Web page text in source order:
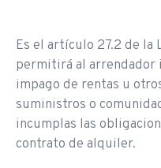
Es el artículo 27.2 de la
permitirá al arrendador
impago de rentas u
suministros o
incumplas las
contrato de alquiler.